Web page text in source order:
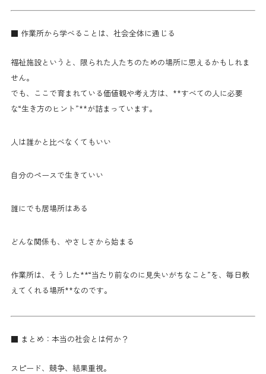
■ 作業所から学べることは、社会全体に通じる
福祉施設というと、限られた人たちのための場所に思えるかもしれま
せん。
でも、ここで育まれている価値観や考え方は、**すべての人に必要
な“生き方のヒント”**が詰まっています。
人は誰かと比べなくてもいい
自分のペースで生きていい
誰にでも居場所はある
どんな関係も、やさしさから始まる
作業所は、そうした**“当たり前なのに見失いがちなこと”を、毎日教
えてくれる場所**なのです。
■ まとめ：本当の社会とは何か？
スピード、競争、結果重視。